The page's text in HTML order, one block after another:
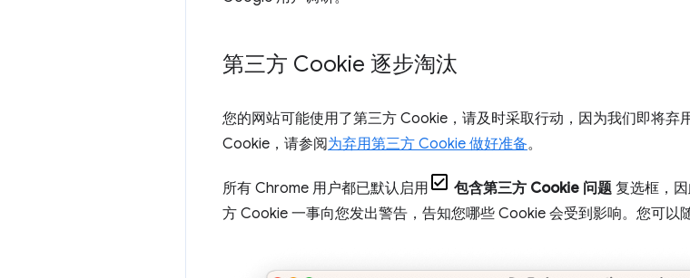
第三方 Cookie 逐步淘汰
您的网站可能使用了第三方 Cookie，请及时采取行动，因为我们即将弃
Cookie，请参阅为弃用第三方 Cookie 做好准备。
所有 Chrome 用户都已默认启用 包含第三方 Cookie 问题 复选框，
方 Cookie 一事向您发出警告，告知您哪些 Cookie 会受到影响。您可以